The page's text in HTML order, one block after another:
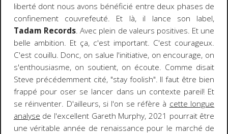
liberté dont nous avons bénéficié entre deux phases de
confinement couvrefeuté. Et là, il lance son label,
Tadam Records. Avec plein de valeurs positives. Et une
belle ambition. Et ça, c'est important. C'est courageux.
C'est couillu. Donc, on salue l'initiative, on encourage, on
s'enthousiasme, on soutient, on écoute. Comme disait
Steve précédemment cité, "stay foolish". Il faut être bien
frappé pour oser se lancer dans un contexte pareil! Et
se réinventer. D'ailleurs, si l'on se réfère à cette longue
analyse de l'excellent Gareth Murphy, 2021 pourrait être
une véritable année de renaissance pour le marché de